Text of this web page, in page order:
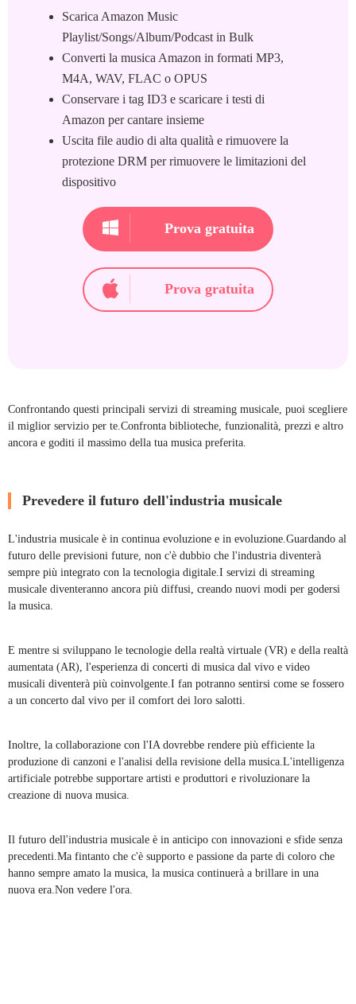
Scarica Amazon Music
Playlist/Songs/Album/Podcast in Bulk
Converti la musica Amazon in formati MP3,
M4A, WAV, FLAC o OPUS
Conservare i tag ID3 e scaricare i testi di
Amazon per cantare insieme
Uscita file audio di alta qualità e rimuovere la
protezione DRM per rimuovere le limitazioni del
dispositivo
Prova gratuita
Prova gratuita
Confrontando questi principali servizi di streaming musicale, puoi scegliere
il miglior servizio per te.Confronta biblioteche, funzionalità, prezzi e altro
ancora e goditi il ​​massimo della tua musica preferita.
Prevedere il futuro dell'industria musicale
L'industria musicale è in continua evoluzione e in evoluzione.Guardando al
futuro delle previsioni future, non c'è dubbio che l'industria diventerà
sempre più integrato con la tecnologia digitale.I servizi di streaming
musicale diventeranno ancora più diffusi, creando nuovi modi per godersi
la musica.
E mentre si sviluppano le tecnologie della realtà virtuale (VR) e della realtà
aumentata (AR), l'esperienza di concerti di musica dal vivo e video
musicali diventerà più coinvolgente.I fan potranno sentirsi come se fossero
a un concerto dal vivo per il comfort dei loro salotti.
Inoltre, la collaborazione con l'IA dovrebbe rendere più efficiente la
produzione di canzoni e l'analisi della revisione della musica.L'intelligenza
artificiale potrebbe supportare artisti e produttori e rivoluzionare la
creazione di nuova musica.
Il futuro dell'industria musicale è in anticipo con innovazioni e sfide senza
precedenti.Ma fintanto che c'è supporto e passione da parte di coloro che
hanno sempre amato la musica, la musica continuerà a brillare in una
nuova era.Non vedere l'ora.